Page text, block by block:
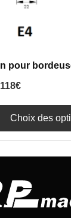
pour
118€
Choix des